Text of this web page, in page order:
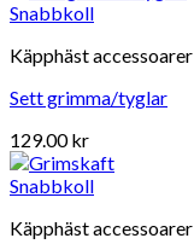
Snabbkoll
Käpphäst accessoarer
Sett grimma/tyglar
129.00kr
Snabbkoll
Käpphäst accessoarer